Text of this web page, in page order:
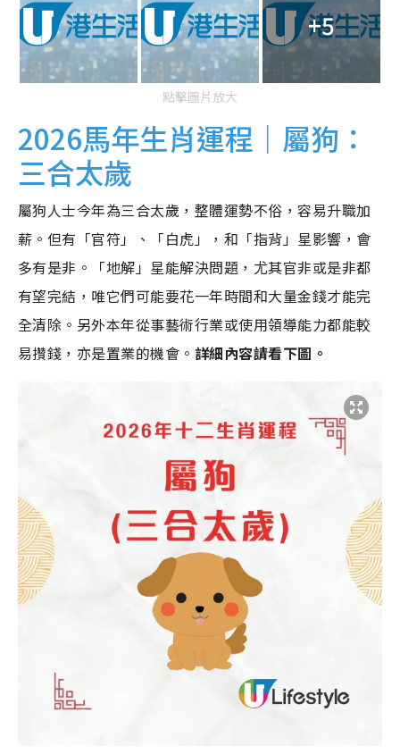
+5
點擊圖片放大
2026馬年生肖運程｜屬狗：
三合太歲
屬狗人士今年為三合太歲，整體運勢不俗，容易升職加
薪。但有「官符」、「白虎」，和「指背」星影響，會
多有是非。「地解」星能解決問題，尤其官非或是非都
有望完結，唯它們可能要花一年時間和大量金錢才能完
全清除。另外本年從事藝術行業或使用領導能力都能較
易攢錢，亦是置業的機會。 詳細內容請看下圖。